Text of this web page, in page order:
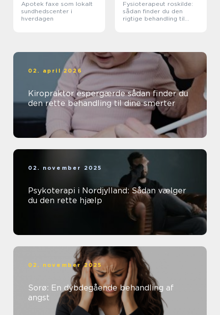
Apotek faxe som lokalt
sundhedscenter i
hverdagen
Fysioterapeut roskilde:
sådan finder du den
rigtige behandling til
02. april 2026
Kiropraktor espergærde sådan finder du
den rette behandling til dine smerter
02. november 2025
Psykoterapi i Nordjylland: Sådan vælger
du den rette hjælp
02. november 2025
Sorø: En dybdegående behandling af
angst